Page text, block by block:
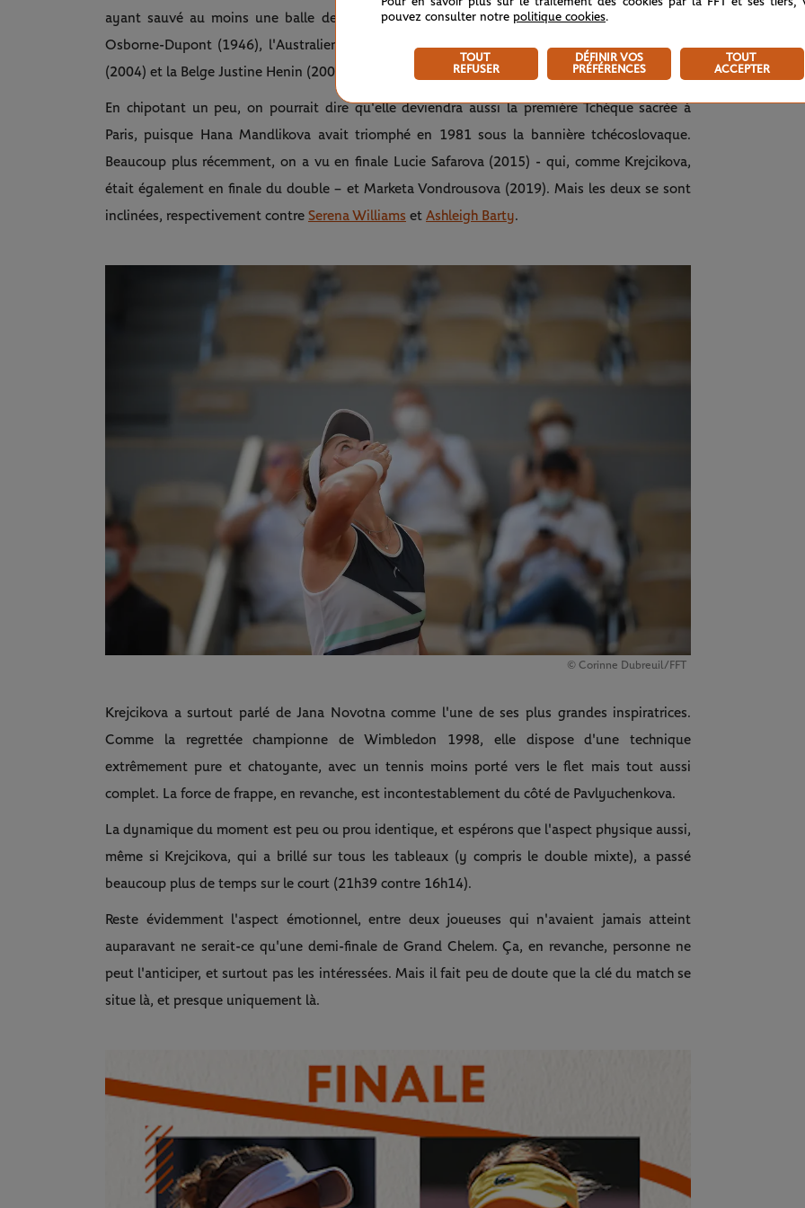
ayant sauvé au moins une balle de match en cours de route, après l'Américaine Margaret
Osborne-Dupont (1946), l'Australienne Margaret Court (1962), la Russe Anastasia Myskina
(2004) et la Belge Justine Henin (2005).
En chipotant un peu, on pourrait dire qu'elle deviendra aussi la première Tchèque sacrée à
Paris, puisque Hana Mandlikova avait triomphé en 1981 sous la bannière tchécoslovaque.
Beaucoup plus récemment, on a vu en finale Lucie Safarova (2015) - qui, comme Krejcikova,
était également en finale du double – et Marketa Vondrousova (2019). Mais les deux se sont
inclinées, respectivement contre Serena Williams et Ashleigh Barty.
© Corinne Dubreuil/FFT
Krejcikova a surtout parlé de Jana Novotna comme l'une de ses plus grandes inspiratrices.
Comme la regrettée championne de Wimbledon 1998, elle dispose d'une technique
extrêmement pure et chatoyante, avec un tennis moins porté vers le flet mais tout aussi
complet. La force de frappe, en revanche, est incontestablement du côté de Pavlyuchenkova.
La dynamique du moment est peu ou prou identique, et espérons que l'aspect physique aussi,
même si Krejcikova, qui a brillé sur tous les tableaux (y compris le double mixte), a passé
beaucoup plus de temps sur le court (21h39 contre 16h14).
Reste évidemment l'aspect émotionnel, entre deux joueuses qui n'avaient jamais atteint
auparavant ne serait-ce qu'une demi-finale de Grand Chelem. Ça, en revanche, personne ne
peut l'anticiper, et surtout pas les intéressées. Mais il fait peu de doute que la clé du match se
situe là, et presque uniquement là.
pouvez consulter notre politique cookies.
TOUT
REFUSER
DÉFINIR VOS
PRÉFÉRENCES
TOUT
ACCEPTER